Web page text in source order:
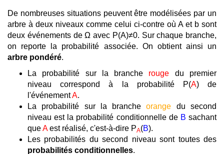
De nombreuses situations peuvent être modélisées par un
arbre à deux niveaux comme celui ci-contre où A et b sont
deux événements de Ω avec P(A)≠0. Sur chaque branche,
on reporte la probabilité associée. On obtient ainsi un
arbre pondéré.
La probabilité sur la branche rouge du premier
niveau correspond à la probabilité P(A) de
l'événementA.
La probabilité sur la brancheorange du second
niveau est la probabilité conditionnelle de B sachant
queAest réalisé, c'est-à-dire PA(B).
Les probabilités du second niveau sont toutes des
probabilités conditionnelles.